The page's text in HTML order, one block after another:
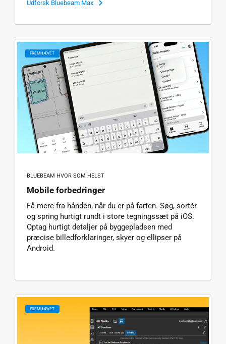
Udforsk Bluebeam Max
FREMHÆVET
BLUEBEAM HVOR SOM HELST
Mobile forbedringer
Få mere fra hånden, når du er på farten. Søg, sortér
og spring hurtigt rundt i store tegningssæt på iOS.
Optag hurtigt detaljer på byggepladsen med
præcise billedforklaringer, skyer og ellipser på
Android.
FREMHÆVET